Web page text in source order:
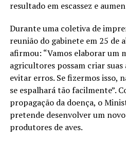
resultado em escassez e
Durante uma coletiva de
reunião do gabinete em 25 de
afirmou: “Vamos elaborar um
agricultores possam criar
evitar erros. Se fizermos isso,
se espalhará tão facilmente”.
propagação da doença, o
pretende desenvolver um
produtores de aves.